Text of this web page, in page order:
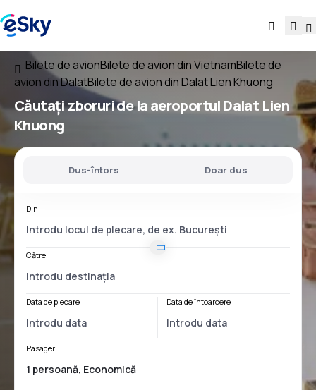
Bilete de avionBilete de avion din VietnamBilete de
avion din DalatBilete de avion din Dalat Lien Khuong
Căutațizboruride laaeroportulDalat Lien
Khuong
Dus-întors Doar dus
Din
Către
Data de plecare Data de întoarcere
Pasageri